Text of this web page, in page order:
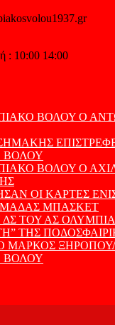
: 10:00 14:00
ΒΟΛΟΥ Ο
ΒΟΛΟΥ
ΒΟΛΟΥ Ο
ΟΙ ΚΑΡΤΕΣ
ΜΠΑΣΚΕΤ
ΤΟΥ ΑΣ
ΤΗΣ
ΜΑΡΚΟΣ
ΒΟΛΟΥ